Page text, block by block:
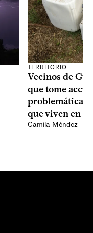
TERRITORIO
Vecinos de
que tome
problemáticas
que viven en
Camila Méndez